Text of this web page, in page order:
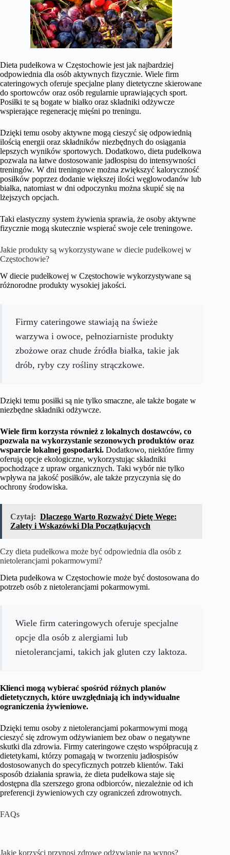
Dieta pudełkowa w Częstochowie jest jak najbardziej
odpowiednia dla osób aktywnych fizycznie. Wiele firm
cateringowych oferuje specjalne plany dietetyczne skierowane
do sportowców oraz osób regularnie uprawiających sport.
Posiłki te są bogate w białko oraz składniki odżywcze
wspierające regenerację mięśni po treningu.
Dzięki temu osoby aktywne mogą cieszyć się odpowiednią
ilością energii oraz składników niezbędnych do osiągania
lepszych wyników sportowych. Dodatkowo, dieta pudełkowa
pozwala na łatwe dostosowanie jadłospisu do intensywności
treningów. W dni treningowe można zwiększyć kaloryczność
posiłków poprzez dodanie większej ilości węglowodanów lub
białka, natomiast w dni odpoczynku można skupić się na
lżejszych opcjach.
Taki elastyczny system żywienia sprawia, że osoby aktywne
fizycznie mogą skutecznie wspierać swoje cele treningowe.
Jakie produkty są wykorzystywane w diecie pudełkowej w
Częstochowie?
W diecie pudełkowej w Częstochowie wykorzystywane są
różnorodne produkty wysokiej jakości.
Firmy cateringowe stawiają na świeże
warzywa i owoce, pełnoziarniste produkty
zbożowe oraz chude źródła białka, takie jak
drób, ryby czy rośliny strączkowe.
Dzięki temu posiłki są nie tylko smaczne, ale także bogate w
niezbędne składniki odżywcze.
Wiele firm korzysta również z lokalnych dostawców, co
pozwala na wykorzystanie sezonowych produktów oraz
wsparcie lokalnej gospodarki. Dodatkowo, niektóre firmy
oferują opcje ekologiczne, wykorzystując składniki
pochodzące z upraw organicznych. Taki wybór nie tylko
wpływa na jakość posiłków, ale także przyczynia się do
ochrony środowiska.
Czytaj: Dlaczego Warto Rozważyć Dietę Wege:
Zalety i Wskazówki Dla Początkujących
Czy dieta pudełkowa może być odpowiednia dla osób z
nietolerancjami pokarmowymi?
Dieta pudełkowa w Częstochowie może być dostosowana do
potrzeb osób z nietolerancjami pokarmowymi.
Wiele firm cateringowych oferuje specjalne
opcje dla osób z alergiami lub
nietolerancjami, takich jak gluten czy laktoza.
Klienci mogą wybierać spośród różnych planów
dietetycznych, które uwzględniają ich indywidualne
ograniczenia żywieniowe.
Dzięki temu osoby z nietolerancjami pokarmowymi mogą
cieszyć się zdrowym odżywianiem bez obaw o negatywne
skutki dla zdrowia. Firmy cateringowe często współpracują z
dietetykami, którzy pomagają w tworzeniu jadłospisów
dostosowanych do specyficznych potrzeb klientów. Taki
sposób działania sprawia, że dieta pudełkowa staje się
dostępna dla szerszego grona odbiorców, niezależnie od ich
preferencji żywieniowych czy ograniczeń zdrowotnych.
FAQs
Jakie korzyści przynosi zdrowe odżywianie na wynos?